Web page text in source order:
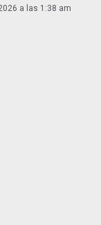
a las 1:38 am